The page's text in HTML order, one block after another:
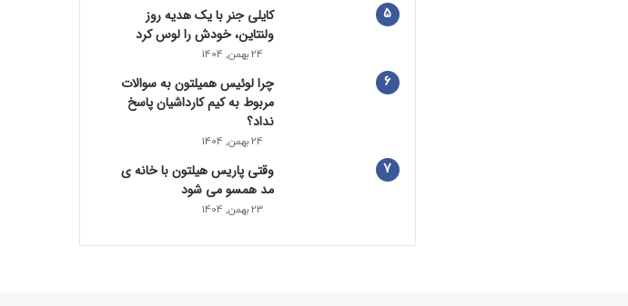
کایلی جنر با یک هدیه روز
ولنتاین، خودش را لوس کرد
24 بهمن, 1404
چرا لوئیس همیلتون به سوالات
مربوط به کیم کارداشیان پاسخ
نداد؟
24 بهمن, 1404
وقتی پاریس هیلتون با خانه‌ ی
مد همسو می شود
23 بهمن, 1404